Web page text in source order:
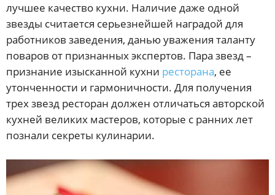
лучшее качество кухни. Наличие даже одной
звезды считается серьезнейшей наградой для
работников заведения, данью уважения таланту
поваров от признанных экспертов. Пара звезд –
признание изысканной кухни ресторана, ее
утонченности и гармоничности. Для получения
трех звезд ресторан должен отличаться авторской
кухней великих мастеров, которые с ранних лет
познали секреты кулинарии.